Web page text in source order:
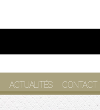
ACTUALITÉS CONTACT